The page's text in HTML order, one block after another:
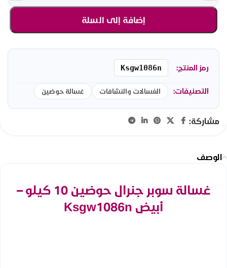
إضافة إلى السلة
رمز المنتج: Ksgw1086n
التصنيفات: الغسالات والنشافات غسالة حوضين
مشاركة:
الوصف
غسالة سوبر جنرال حوضين 10 كيلو –
أبيض Ksgw1086n